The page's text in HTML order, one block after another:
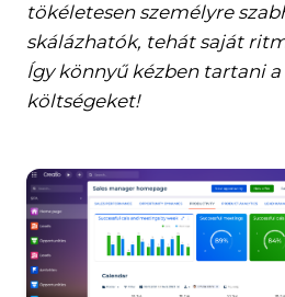
tökéletesen személyre
skálázhatók, tehát saját
Így könnyű kézben tartani
költségeket!